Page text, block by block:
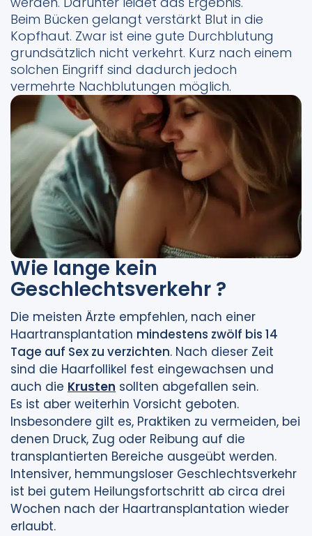
Beim Bücken gelangt verstärkt Blut in die
Kopfhaut. Zwar ist eine gute Durchblutung
grundsätzlich nicht verkehrt. Kurz nach einem
solchen Eingriff sind dadurch jedoch
vermehrte Nachblutungen möglich.
Wie lange kein
Geschlechtsverkehr ?
Die meisten Ärzte empfehlen, nach einer
Haartransplantation mindestens zwölf bis 14
Tage auf Sex zu verzichten. Nach dieser Zeit
sind die Haarfollikel fest eingewachsen und
auch die Krusten sollten abgefallen sein.
Es ist aber weiterhin Vorsicht geboten.
Insbesondere gilt es, Praktiken zu vermeiden, bei
denen Druck, Zug oder Reibung auf die
transplantierten Bereiche ausgeübt werden.
Intensiver, hemmungsloser Geschlechtsverkehr
ist bei gutem Heilungsfortschritt ab circa drei
Wochen nach der Haartransplantation wieder
erlaubt.